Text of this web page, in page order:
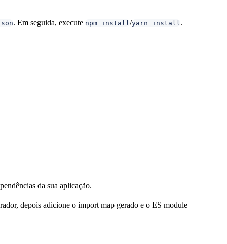
. Em seguida, execute npm install/yarn install.
da sua aplicação.
depois adicione o import map gerado e o ES module